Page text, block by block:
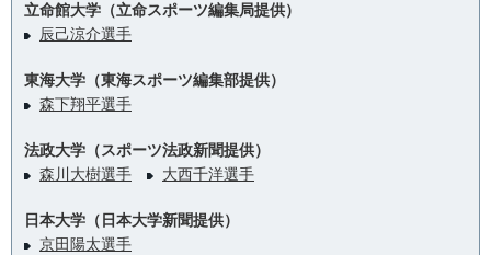
立命館大学（立命スポーツ編集局提供）
辰己涼介選手
東海大学（東海スポーツ編集部提供）
森下翔平選手
法政大学（スポーツ法政新聞提供）
森川大樹選手
大西千洋選手
日本大学（日本大学新聞提供）
京田陽太選手